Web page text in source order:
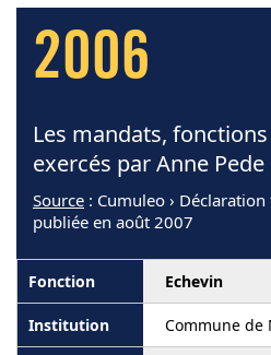
2006
Les mandats,
exercés par Anne Pede
Source : Cumuleo ›
publiée en août 2007
Echevin
Commune de